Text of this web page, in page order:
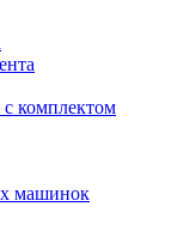
комплектом
машинок